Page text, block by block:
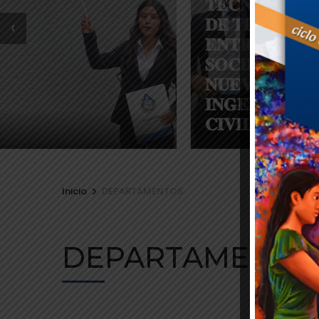
𝐓𝐄𝐂𝐍𝐎𝐋𝐎́𝐆𝐈𝐂𝐎
𝐃𝐄 𝐓𝐋𝐀𝐗𝐈𝐀𝐂𝐎
𝐄𝐍𝐓𝐑𝐄𝐆𝐀 𝐀 𝐋𝐀
𝐒𝐎𝐂𝐈𝐄𝐃𝐀𝐃 𝐃𝐎𝐒
𝐈𝐍𝐆𝐄𝐍𝐈𝐄𝐑𝐎𝐒
𝐂𝐈𝐕𝐈𝐋𝐄𝐒
‹
Inicio > DEPARTAMENTOS